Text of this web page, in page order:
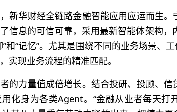
新华财经全链路金融智能应用应运而生
信息的可信可靠，采用最新智能体架构，
和“记忆”。尤其是围绕不同的业务场景、
实现业务流程的精准匹配。
的力量值成倍增长。结合投研、投顾、
化身为各类Agent。“金融从业者每天打